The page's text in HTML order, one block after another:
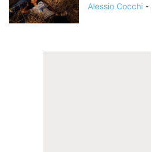
Alessio Cocchi -